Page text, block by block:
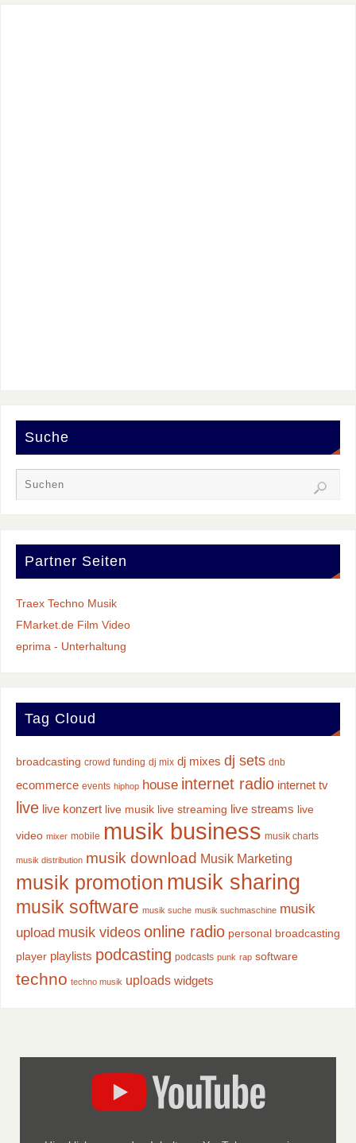
Suche
Partner Seiten
Traex Techno Musik
FMarket.de Film Video
eprima - Unterhaltung
Tag Cloud
broadcasting crowd funding dj mix dj mixes dj sets dnb
ecommerce events hiphop house internet radio internet tv
live live konzert live musik live streaming live streams live
video mixer mobile musik business musik charts
musik distribution musik download Musik Marketing
musik promotion musik sharing
musik software musik suche musik suchmaschine musik
upload musik videos online radio personal broadcasting
player playlists podcasting podcasts punk rap software
techno techno musik uploads widgets